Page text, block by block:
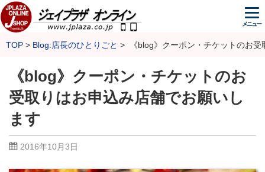
メニュー
TOP Blog:店長のひとりごと 《blog》クーポン・チケットのお
《blog》クーポン・チケットのお
受取りはお申込み店舗でお願いし
ます
2016年10月3日